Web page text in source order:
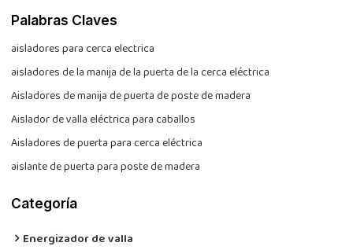
Palabras Claves
aisladores para cerca electrica
aisladores de la manija de la puerta de la cerca eléctrica
Aisladores de manija de puerta de poste de madera
Aislador de valla eléctrica para caballos
Aisladores de puerta para cerca eléctrica
aislante de puerta para poste de madera
Categoría
Energizador de valla